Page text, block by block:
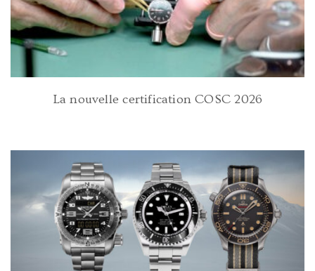
La nouvelle certification COSC 2026